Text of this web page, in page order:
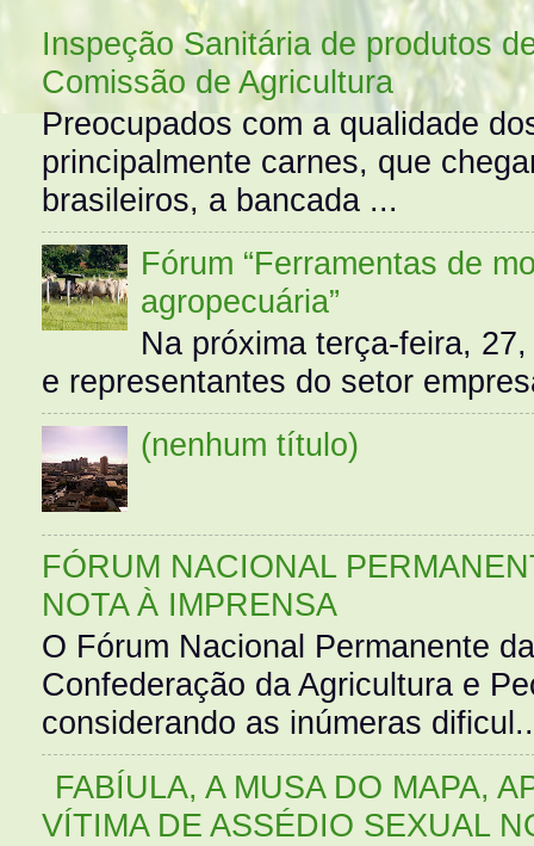
Inspeção Sanitária de produtos
Comissão de Agricultura
Preocupados com a qualidade
principalmente carnes, que
brasileiros, a bancada ...
Fórum “Ferramentas de
agropecuária”
Na próxima terça-feira,
e representantes do setor
(nenhum título)
FÓRUM NACIONAL
NOTA À IMPRENSA
O Fórum Nacional Permanente
Confederação da Agricultura e
considerando as inúmeras
FABÍULA, A MUSA DO MAPA,
VÍTIMA DE ASSÉDIO SEXUAL